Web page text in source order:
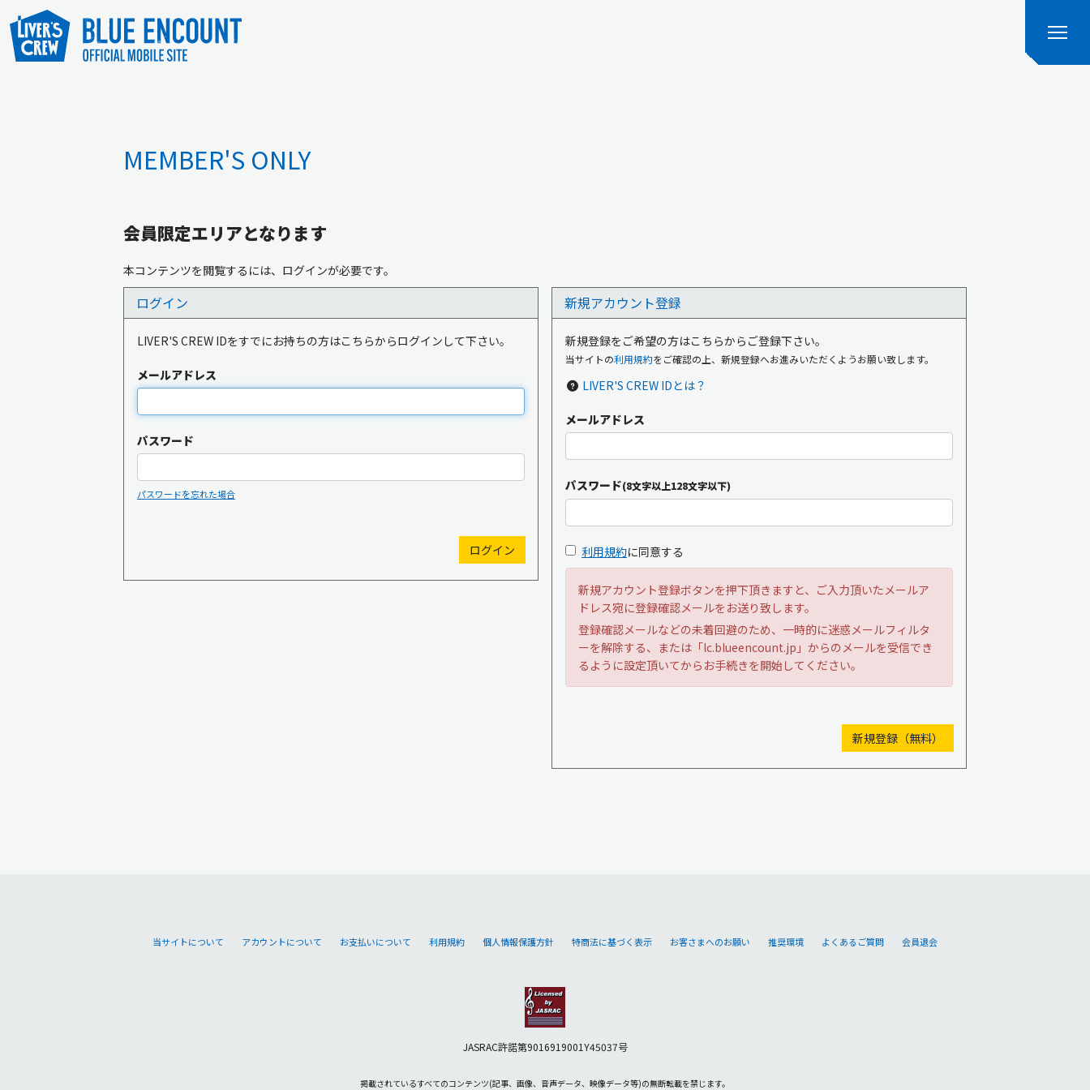
ログイン
OFFICIAL SITE
MEMBER'S ONLY
会員限定エリアとなります
本コンテンツを閲覧するには、ログインが必要です。
ログイン
LIVER'S CREW IDをすでにお持ちの方はこちらからログインして下さい。
メールアドレス
パスワード
パスワードを忘れた場合
新規アカウント登録
新規登録をご希望の方はこちらからご登録下さい。
当サイトの利用規約をご確認の上、新規登録へお進みいただくようお願い致します。
LIVER'S CREW IDとは？
メールアドレス
パスワード(8文字以上128文字以下)
利用規約に同意する
新規アカウント登録ボタンを押下頂きますと、ご入力頂いたメールア
ドレス宛に登録確認メールをお送り致します。
登録確認メールなどの未着回避のため、一時的に迷惑メールフィルタ
ーを解除する、または「lc.blueencount.jp」からのメールを受信でき
るように設定頂いてからお手続きを開始してください。
当サイトについて アカウントについて お支払いについて 利用規約 個人情報保護方針 特商法に基づく表示 お客さまへのお願い 推奨環境 よくあるご質問 会員退会
JASRAC許諾第9016919001Y45037号
掲載されているすべてのコンテンツ(記事、画像、音声データ、映像データ等)の無断転載を禁じます。